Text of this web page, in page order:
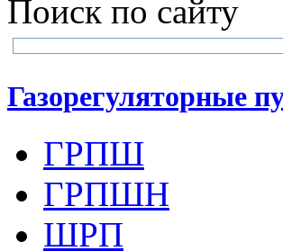
Поиск по сайту
Газорегуляторные
ГРПШ
ГРПШН
ШРП